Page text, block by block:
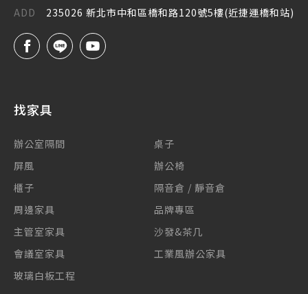
ADD
235026 新北市中和區橋和路120號5樓(近捷運橋和站)
找家具
辦公室隔間
桌子
屏風
辦公椅
櫃子
隔音倉 / 靜音倉
周邊家具
品牌專區
主管室家具
沙發&茶几
會議室家具
工業風辦公家具
玻璃白板工程